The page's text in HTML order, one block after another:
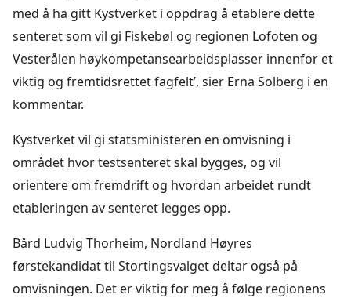
med å ha gitt Kystverket i oppdrag å etablere dette
senteret som vil gi Fiskebøl og regionen Lofoten og
Vesterålen høykompetansearbeidsplasser innenfor et
viktig og fremtidsrettet fagfelt’, sier Erna Solberg i en
kommentar.
Kystverket vil gi statsministeren en omvisning i
området hvor testsenteret skal bygges, og vil
orientere om fremdrift og hvordan arbeidet rundt
etableringen av senteret legges opp.
Bård Ludvig Thorheim, Nordland Høyres
førstekandidat til Stortingsvalget deltar også på
omvisningen. Det er viktig for meg å følge regionens